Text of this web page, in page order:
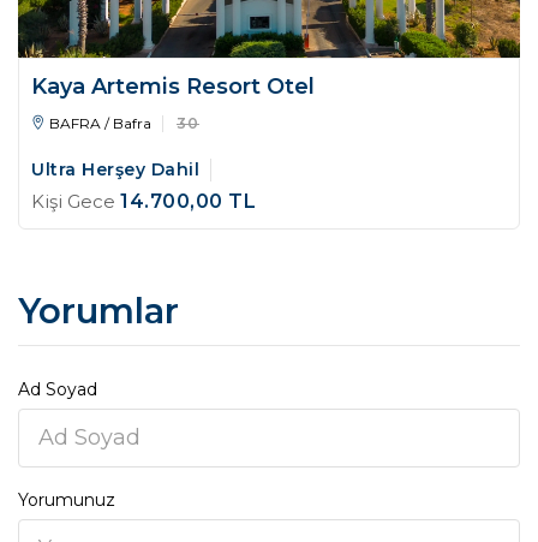
Kaya Artemis Resort Otel
BAFRA / Bafra 30
Ultra Herşey Dahil
Kişi Gece 14.700,00 TL
Yorumlar
Ad Soyad
Yorumunuz